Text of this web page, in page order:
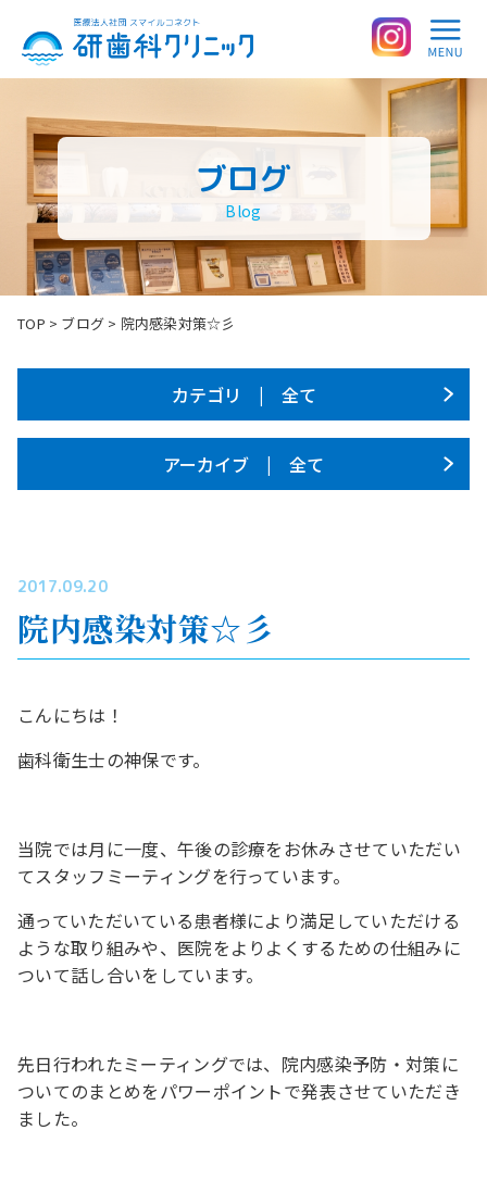
ブログ
Blog
TOP > ブログ > 院内感染対策☆彡
カテゴリ | 全て
アーカイブ | 全て
2017.09.20
院内感染対策☆彡
こんにちは！
歯科衛生士の神保です。
当院では月に一度、午後の診療をお休みさせていただい
てスタッフミーティングを行っています。
通っていただいている患者様により満足していただける
ような取り組みや、医院をよりよくするための仕組みに
ついて話し合いをしています。
先日行われたミーティングでは、院内感染予防・対策に
ついてのまとめをパワーポイントで発表させていただき
ました。